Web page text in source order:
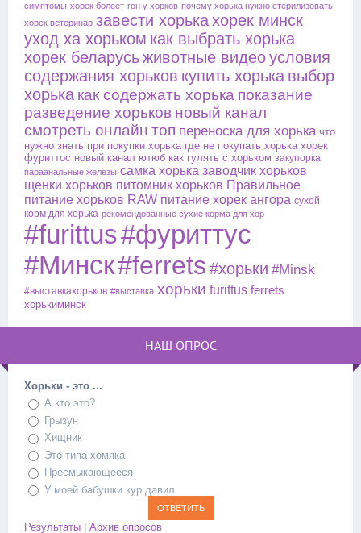
симптомы хорек болеет гон у хорков почему хорька нужно стерилизовать
хорек ветеринар завести хорькахорек минск
уход ха хорьком как выбрать хорька
хорек беларусьживотные видеоусловия
содержания хорьков купить хорька выбор
хорька как содержать хорька показание
разведение хорьков новый канал
смотреть онлайн топ переноска для хорька что
нужно знать при покупки хорька где не покупать хорька хорек
фуриттос новый канал ютюб как гулять с хорьком закупорка
параанальные железы самка хорька заводчик хорьков
щенки хорьков питомник хорьков Правильное
питание хорьков RAW питание хорек ангора сухой
корм для хорька рекомендованные сухие корма для хор
#furittus#фуриттус
#Минск#ferrets #хорьки #Minsk
#выставкахорьков #выставка хорьки furittus ferrets
хорькиминск
НАШ ОПРОС
Хорьки - это ...
А кто это?
Грызун
Хищник
Это типа хомяка
Пресмыкающееся
У моей бабушки кур давил
Результаты Архив опросов